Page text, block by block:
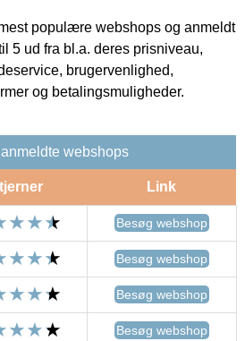
populære webshops og anmeldt
5 ud fra bl.a. deres prisniveau,
brugervenlighed,
og betalingsmuligheder.
webshops
Link
Besøg webshop
Besøg webshop
Besøg webshop
Besøg webshop